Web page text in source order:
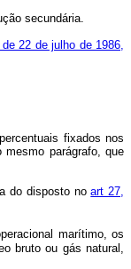
secundária.
de 22 de julho de 1986,
fixados nos
parágrafo, que
do disposto noart 27,
marítimo, os
bruto ou gás natural,